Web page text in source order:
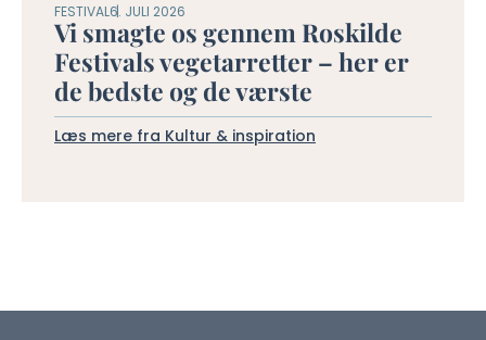
FESTIVAL6. JULI 2026
Vi smagte os gennem Roskilde
Festivals vegetarretter – her er
de bedste og de værste
Læs mere fra Kultur & inspiration